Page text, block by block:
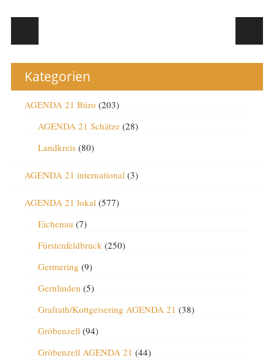
Post navigation
Kategorien
AGENDA 21 Büro (203)
AGENDA 21 Schätze(28)
Landkreis(80)
AGENDA 21 international(3)
AGENDA 21 lokal(577)
Eichenau (7)
Fürstenfeldbruck(250)
Germering (9)
Gernlinden (5)
Grafrath/Kottgeisering AGENDA 21 (38)
Gröbenzell(94)
Gröbenzell AGENDA 21 (44)